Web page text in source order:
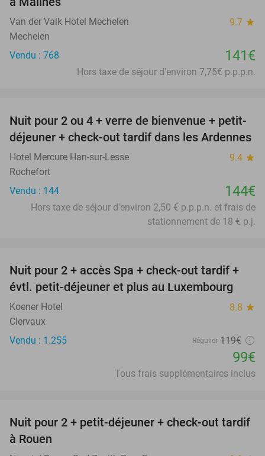
Van der Valk Hotel Mechelen 9.7 star
Mechelen
Vendu : 768
141€
Hors taxe de séjour d'environ 7,75€ p.p.p.n.
Nuit pour 2 ou 4 + verre de bienvenue + petit-
déjeuner + check-out tardif dans les Ardennes
Hotel Mercure Han-sur-Lesse 9.4 star
Rochefort
Vendu : 144
144€
Hors taxe de séjour d'environ 2,50 € p.p.p.n. et frais de
stationnement de 18 € p.j.
17%
Nuit pour 2 + accès Spa + check-out tardif +
évtl. petit-déjeuner et plus au Luxembourg
Koener Hotel 8.8 star
Clervaux
Vendu : 1.255
Régulier 119€
99€
Tous frais supplémentaires inclus
37%
Nuit pour 2 + petit-déjeuner + check-out tardif
à Rouen